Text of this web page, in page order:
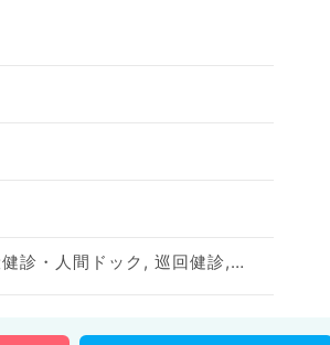
一般外来, 上部内視鏡検査（ＧＦ）, 一般健診・人間ドック, 巡回健診, 予防接種, その他